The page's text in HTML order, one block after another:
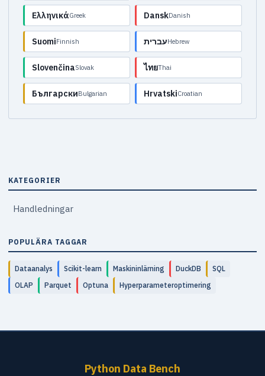
ΕλληνικάGreek DanskDanish
SuomiFinnish עבריתHebrew
SlovenčinaSlovak ไทยThai
БългарскиBulgarian HrvatskiCroatian
KATEGORIER
Handledningar
POPULÄRA TAGGAR
Dataanalys Scikit-learn Maskininlärning DuckDB
SQL
OLAP
Parquet Optuna Hyperparameteroptimering
Python Data Bench